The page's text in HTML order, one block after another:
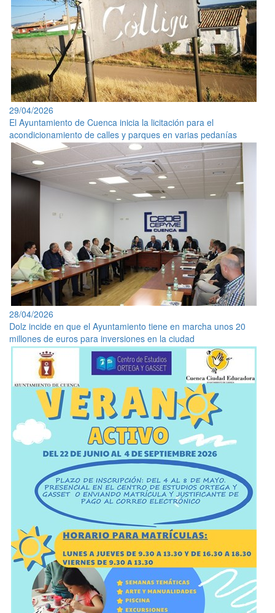
29/04/2026
El Ayuntamiento de Cuenca inicia la licitación para el
acondicionamiento de calles y parques en varias pedanías
28/04/2026
Dolz incide en que el Ayuntamiento tiene en marcha unos 20
millones de euros para inversiones en la ciudad